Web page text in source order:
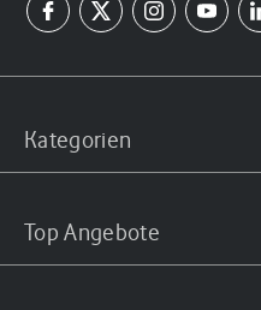
Kategorien
Top Angebote